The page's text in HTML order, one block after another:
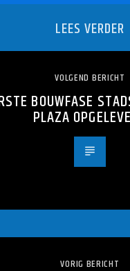
LEES VERDER
VOLGEND BERICHT
BOUWFASE
PLAZA
VORIG BERICHT